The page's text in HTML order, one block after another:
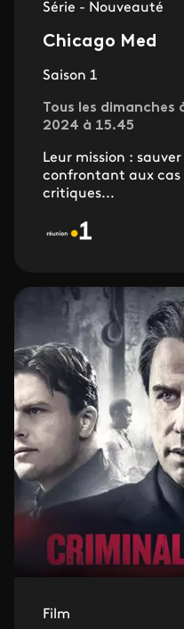
Série - Nouveauté
Chicago Med
Saison 1
Tous les
2024 à 15.45
Leur mission :
confrontant aux cas
critiques...
Film